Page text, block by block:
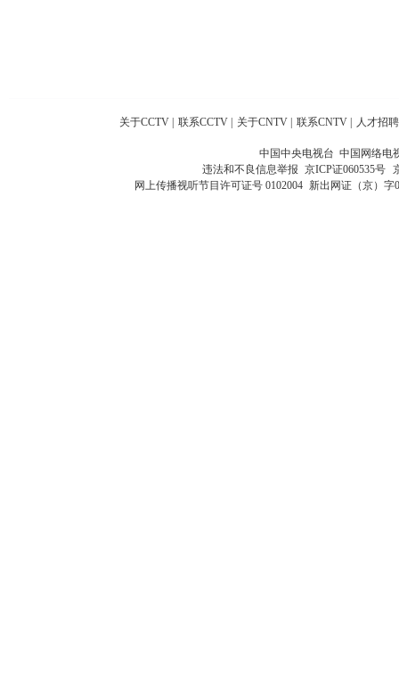
关于CCTV 联系CCTV 关于CNTV 联系CNTV 人才招聘
中国中央电视台 中国网络电
违法和不良信息举报 京ICP证060535号
网上传播视听节目许可证号 0102004 新出网证（京）